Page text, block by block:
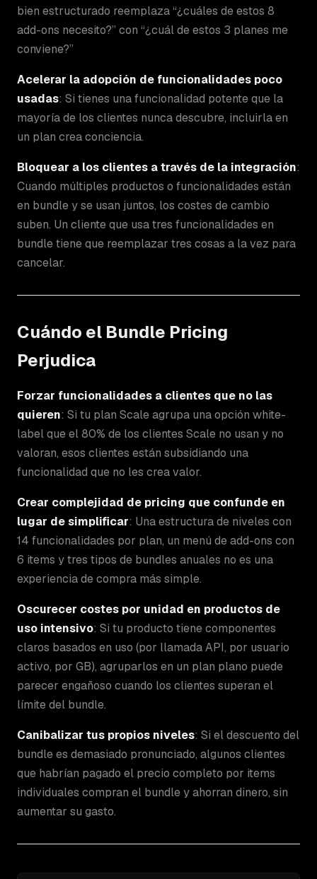
bien estructurado reemplaza “¿cuáles de estos 8
add-ons necesito?” con “¿cuál de estos 3 planes me
conviene?”
Acelerar la adopción de funcionalidades poco
usadas: Si tienes una funcionalidad potente que la
mayoría de los clientes nunca descubre, incluirla en
un plan crea conciencia.
Bloquear a los clientes a través de la integración:
Cuando múltiples productos o funcionalidades están
en bundle y se usan juntos, los costes de cambio
suben. Un cliente que usa tres funcionalidades en
bundle tiene que reemplazar tres cosas a la vez para
cancelar.
Cuándo el Bundle Pricing
Perjudica
Forzar funcionalidades a clientes que no las
quieren: Si tu plan Scale agrupa una opción white-
label que el 80% de los clientes Scale no usan y no
valoran, esos clientes están subsidiando una
funcionalidad que no les crea valor.
Crear complejidad de pricing que confunde en
lugar de simplificar: Una estructura de niveles con
14 funcionalidades por plan, un menú de add-ons con
6 items y tres tipos de bundles anuales no es una
experiencia de compra más simple.
Oscurecer costes por unidad en productos de
uso intensivo: Si tu producto tiene componentes
claros basados en uso (por llamada API, por usuario
activo, por GB), agruparlos en un plan plano puede
parecer engañoso cuando los clientes superan el
límite del bundle.
Canibalizar tus propios niveles: Si el descuento del
bundle es demasiado pronunciado, algunos clientes
que habrían pagado el precio completo por items
individuales compran el bundle y ahorran dinero, sin
aumentar su gasto.